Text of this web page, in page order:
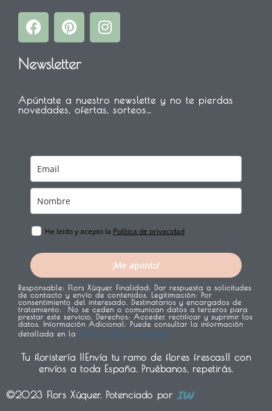
F
a
e
o
o
P
i
t
r
e
I
n
g
r
Newsletter
Apúntate a nuestro newslette y no te pierdas
novedades, ofertas, sorteos…
He leido y acepto la Política de privacidad
¡Me apunto!
Responsable: Flors Xúquer. Finalidad: Dar respuesta a solicitudes
de contacto y envío de contenidos. Legitimación: Por
consentimiento del interesado. Destinatarios y encargados de
tratamiento: No se ceden o comunican datos a terceros para
prestar este servicio. Derechos: Acceder, rectificar y suprimir los
datos. Información Adicional: Puede consultar la información
detallada en la Política de privacidad
Tu floristería ¡¡Envía tu ramo de flores frescas!! con
envíos a toda España. Pruébanos, repetirás.
©2023 Flors Xúquer. Potenciado por